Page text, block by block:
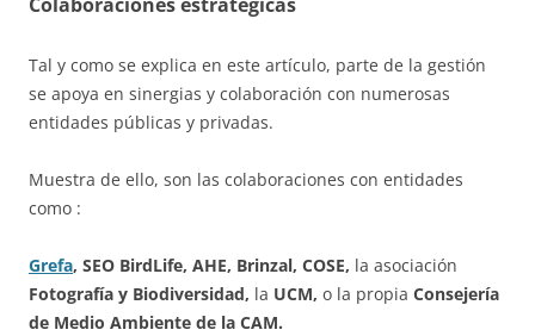
Tal y como se explica en este artículo, parte de la gestión
se apoya en sinergias y colaboración con numerosas
entidades públicas y privadas.
Muestra de ello, son las colaboraciones con entidades
como :
Grefa, SEO BirdLife, AHE, Brinzal, COSE, la asociación
Fotografía y Biodiversidad, la UCM, o la propia Consejería
de Medio Ambiente de la CAM.